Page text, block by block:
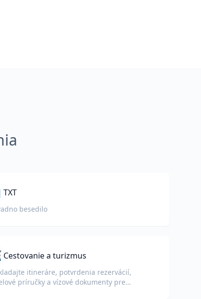
TXT
besedilo
Cestovanie a turizmus
itineráre, potvrdenia rezervácií,
príručky a vízové dokumenty pre